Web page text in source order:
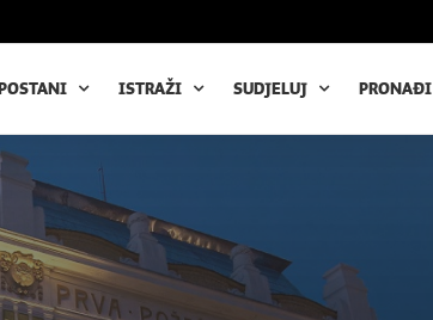
POSTANI ISTRAŽI SUDJELUJ PRONAĐI